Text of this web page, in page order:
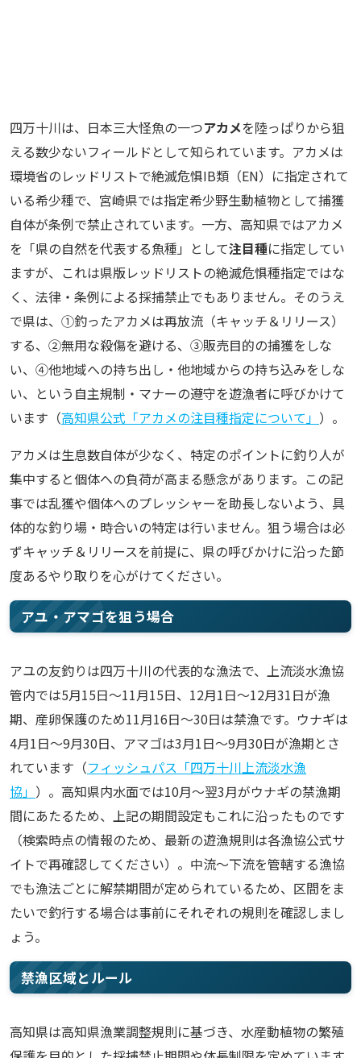
四万十川は、日本三大怪魚の一つアカメを陸っぱりから狙
える数少ないフィールドとして知られています。アカメは
環境省のレッドリストで絶滅危惧IB類（EN）に指定されて
いる希少種で、宮崎県では指定希少野生動植物として捕獲
自体が条例で禁止されています。一方、高知県ではアカメ
を「県の自然を代表する魚種」として注目種に指定してい
ますが、これは県版レッドリストの絶滅危惧種指定ではな
く、法律・条例による採捕禁止でもありません。そのうえ
で県は、①釣ったアカメは再放流（キャッチ＆リリース）
する、②無用な殺傷を避ける、③販売目的の捕獲をしな
い、④他地域への持ち出し・他地域からの持ち込みをしな
い、という自主規制・マナーの遵守を遊漁者に呼びかけて
います（高知県公式「アカメの注目種指定について」 ）。
アカメは生息数自体が少なく、特定のポイントに釣り人が
集中すると個体への負荷が高まる懸念があります。この記
事では乱獲や個体へのプレッシャーを助長しないよう、具
体的な釣り場・時合いの特定は行いません。狙う場合は必
ずキャッチ＆リリースを前提に、県の呼びかけに沿った節
度あるやり取りを心がけてください。
アユ・アマゴを狙う場合
アユの友釣りは四万十川の代表的な漁法で、上流淡水漁協
管内では5月15日〜11月15日、12月1日〜12月31日が漁
期、産卵保護のため11月16日〜30日は禁漁です。ウナギは
4月1日〜9月30日、アマゴは3月1日〜9月30日が漁期とさ
れています（フィッシュパス「四万十川上流淡水漁
協」 ）。高知県内水面では10月〜翌3月がウナギの禁漁期
間にあたるため、上記の期間設定もこれに沿ったものです
（検索時点の情報のため、最新の遊漁規則は各漁協公式サ
イトで再確認してください）。中流〜下流を管轄する漁協
でも漁法ごとに解禁期間が定められているため、区間をま
たいで釣行する場合は事前にそれぞれの規則を確認しまし
ょう。
禁漁区域とルール
高知県は高知県漁業調整規則に基づき、水産動植物の繁殖